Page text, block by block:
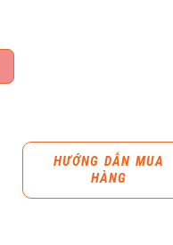
HƯỚNG DẪN MUA
HÀNG